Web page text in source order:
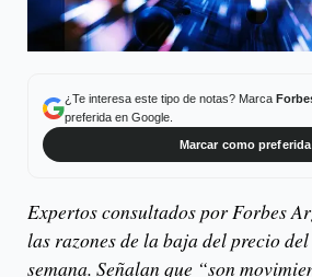
¿Te interesa este tipo de notas? Marca
preferida en Google.
Marcar como preferida
Expertos consultados por Forbes
las razones de la baja del precio
semana. Señalan que “son